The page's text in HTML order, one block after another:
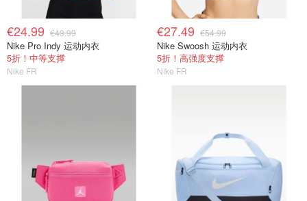
€24.99 €49.99
Nike Pro Indy 运动内衣
5折！中等支撑
Nike FR
€27.49 €54.99
Nike Swoosh 运动内衣
5折！高强度支撑
Nike FR